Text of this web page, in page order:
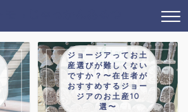
ジョージアってお土
産選びが難しくない
ですか？〜在住者が
おすすめするジョー
ジアのお土産10
選〜